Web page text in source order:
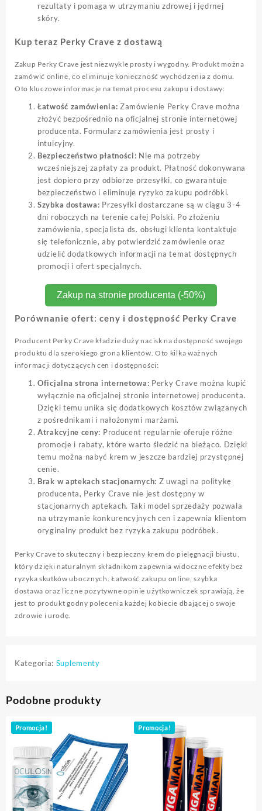
rezultaty i pomaga w utrzymaniu zdrowej i jędrnej
skóry.
Kup teraz Perky Crave z dostawą
Zakup Perky Crave jest niezwykle prosty i wygodny. Produkt można
zamówić online, co eliminuje konieczność wychodzenia z domu.
Oto kluczowe informacje na temat procesu zakupu i dostawy:
Łatwość zamówienia: Zamówienie Perky Crave można
złożyć bezpośrednio na oficjalnej stronie internetowej
producenta. Formularz zamówienia jest prosty i
intuicyjny.
Bezpieczeństwo płatności: Nie ma potrzeby
wcześniejszej zapłaty za produkt. Płatność dokonywana
jest dopiero przy odbiorze przesyłki, co gwarantuje
bezpieczeństwo i eliminuje ryzyko zakupu podróbki.
Szybka dostawa: Przesyłki dostarczane są w ciągu 3-4
dni roboczych na terenie całej Polski. Po złożeniu
zamówienia, specjalista ds. obsługi klienta kontaktuje
się telefonicznie, aby potwierdzić zamówienie oraz
udzielić dodatkowych informacji na temat dostępnych
promocji i ofert specjalnych.
Zakup na stronie producenta (-50%)
Porównanie ofert: ceny i dostępność Perky Crave
Producent Perky Crave kładzie duży nacisk na dostępność swojego
produktu dla szerokiego grona klientów. Oto kilka ważnych
informacji dotyczących cen i dostępności:
Oficjalna strona internetowa: Perky Crave można kupić
wyłącznie na oficjalnej stronie internetowej producenta.
Dzięki temu unika się dodatkowych kosztów związanych
z pośrednikami i nałożonymi marżami.
Atrakcyjne ceny: Producent regularnie oferuje różne
promocje i rabaty, które warto śledzić na bieżąco. Dzięki
temu można nabyć krem w jeszcze bardziej przystępnej
cenie.
Brak w aptekach stacjonarnych: Z uwagi na politykę
producenta, Perky Crave nie jest dostępny w
stacjonarnych aptekach. Taki model sprzedaży pozwala
na utrzymanie konkurencyjnych cen i zapewnia klientom
oryginalny produkt bez ryzyka zakupu podróbek.
Perky Crave to skuteczny i bezpieczny krem do pielęgnacji biustu,
który dzięki naturalnym składnikom zapewnia widoczne efekty bez
ryzyka skutków ubocznych. Łatwość zakupu online, szybka
dostawa oraz liczne pozytywne opinie użytkowniczek sprawiają, że
jest to produkt godny polecenia każdej kobiecie dbającej o swoje
zdrowie i urodę.
Kategoria: Suplementy
Podobne produkty
Promocja! Promocja!